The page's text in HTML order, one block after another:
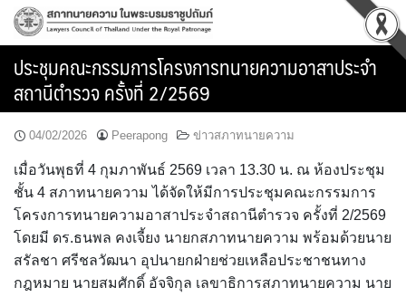
Skip
ประชุมคณะกรรมการโครงการทนายความอาสาประจำ
สถานีตำรวจ ครั้งที่ 2/2569
04/02/2026 Peerapong ข่าวสภาทนายความ
เมื่อวันพุธที่ 4 กุมภาพันธ์ 2569 เวลา 13.30 น. ณ ห้องประชุม
ชั้น 4 สภาทนายความ ได้จัดให้มีการประชุมคณะกรรมการ
โครงการทนายความอาสาประจำสถานีตำรวจ ครั้งที่ 2/2569
โดยมี ดร.ธนพล คงเจี้ยง นายกสภาทนายความ พร้อมด้วยนาย
สรัลชา ศรีชลวัฒนา อุปนายกฝ่ายช่วยเหลือประชาชนทาง
กฎหมาย นายสมศักดิ์ อัจจิกุล เลขาธิการสภาทนายความ นาย